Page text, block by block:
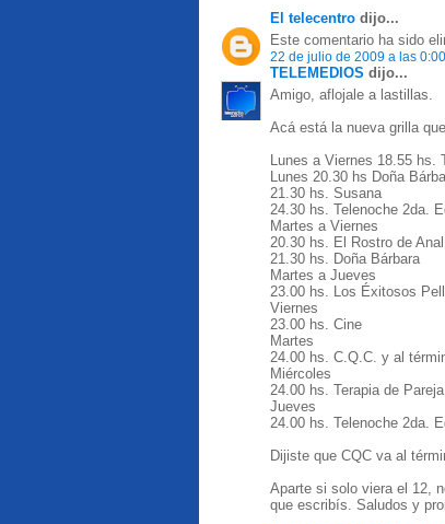
El telecentro dijo...
Este comentario ha sido
22 de julio de 2009 a las 0:00
TELEMEDIOS dijo...
Amigo, aflojale a lastillas.
Acá está la nueva grilla
Lunes a Viernes 18.55 hs.
Lunes 20.30 hs Doña
21.30 hs. Susana
24.30 hs. Telenoche 2da.
Martes a Viernes
20.30 hs. El Rostro de
21.30 hs. Doña Bárbara
Martes a Jueves
23.00 hs. Los Éxitosos
Viernes
23.00 hs. Cine
Martes
24.00 hs. C.Q.C. y al
Miércoles
24.00 hs. Terapia de
Jueves
24.00 hs. Telenoche 2da.
Dijiste que CQC va al
Aparte si solo viera el 12,
que escribís. Saludos y